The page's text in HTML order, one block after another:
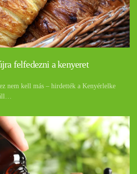
felfedezni a kenyeret
nem kell más – hirdették a Kenyérlelke